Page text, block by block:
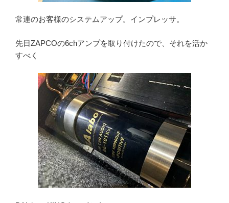
常連のお客様のシステムアップ。インプレッサ。
先日ZAPCOの6chアンプを取り付けたので、それを活か
すべく